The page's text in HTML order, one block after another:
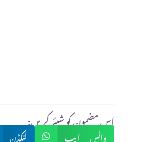
:اس مضمون کو شیئر کریں
لنکڈن واٹس ایپ